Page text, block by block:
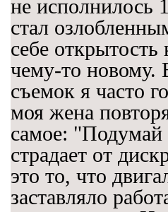
не исполнилось
стал
себе
чему-то новому.
съемок я часто
моя жена
самое: "Подумай
страдает от
это то, что
заставляло